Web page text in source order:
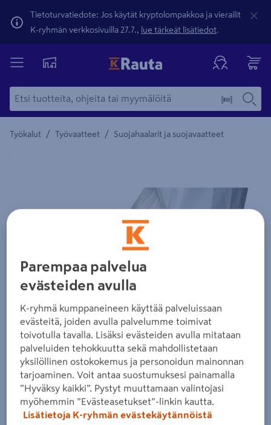
Tietoturvatiedote: Jos käytät kryptolompakkoa ja vierailit
K-ryhmän verkkosivuilla 27.7., lue tärkeät lisätiedot.
Työkalut / Työvaatteet / Suojahaalarit ja suojavaatteet
Yksityiskohtainen kuvaus löytyy Tuotteen kuvaus -
Parempaa palvelua
evästeiden avulla
K-ryhmä kumppaneineen käyttää palveluissaan
evästeitä, joiden avulla palvelumme toimivat
toivotulla tavalla. Lisäksi evästeiden avulla mitataan
palveluiden tehokkuutta sekä mahdollistetaan
yksilöllinen ostokokemus ja personoidun mainonnan
tarjoaminen. Voit antaa suostumuksesi painamalla
”Hyväksy kaikki”. Pystyt muuttamaan valintojasi
myöhemmin ”Evästeasetukset”-linkin kautta.
Lisätietoja K-ryhmän evästekäytännöistä